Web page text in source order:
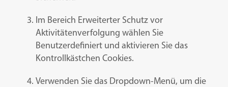
Im Bereich Erweiterter Schutz vor
Aktivitätenverfolgung wählen Sie
Benutzerdefiniert und aktivieren Sie das
Kontrollkästchen Cookies.
Verwenden Sie das Dropdown-Menü, um die